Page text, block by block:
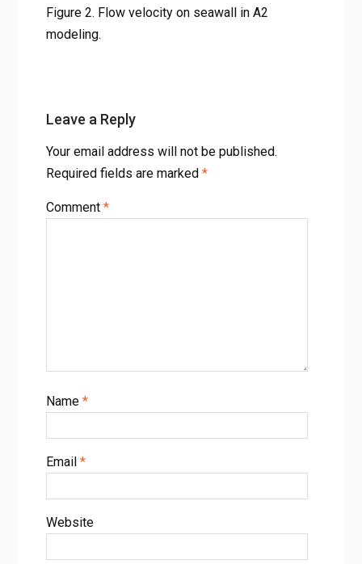
Figure 2. Flow velocity on seawall in A2
modeling.
Leave a Reply
Your email address will not be published.
Required fields are marked *
Comment *
Name *
Email *
Website